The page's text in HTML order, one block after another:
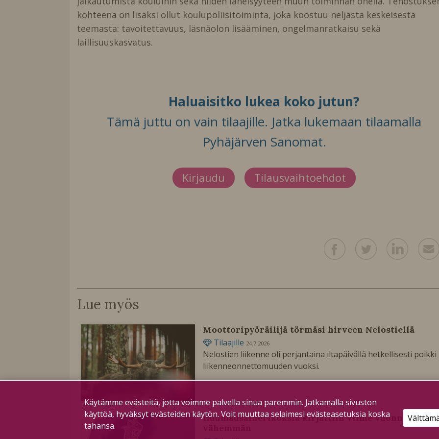
kohteena on lisäksi ollut koulupoliisitoiminta, joka koostuu neljästä keskeisestä
teemasta: tavoitettavuus, läsnäolon lisääminen, ongelmanratkaisu sekä
laillisuuskasvatus.
Haluaisitko lukea koko jutun?
Tämä juttu on vain tilaajille. Jatka lukemaan tilaamalla
Pyhäjärven Sanomat.
Kirjaudu Tilausvaihtoehdot
Lue myös
Moottoripyöräilijä törmäsi hirveen Nelostiellä
Tilaajille 24.7.2026
Nelostien liikenne oli perjantaina iltapäivällä hetkellisesti poikki
liikenneonnettomuuden vuoksi.
Huumausainerikoksia kirjattiin viime vuonna
Käytämme evästeitä, jotta voimme palvella sinua paremmin. Jatkamalla sivuston
käyttöä, hyväksyt evästeiden käytön. Voit muuttaa selaimesi evästeasetuksia koska
tahansa.